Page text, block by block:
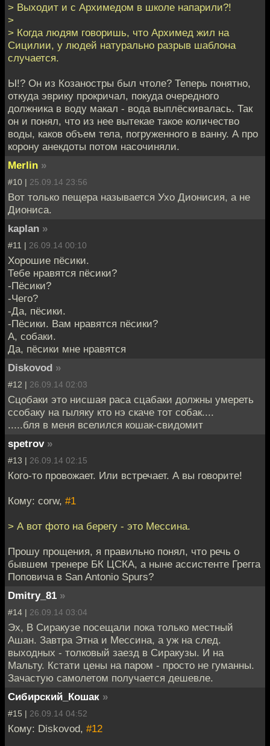
> Выходит и с Архимедом в школе напарили?!
>
> Когда людям говоришь, что Архимед жил на
Сицилии, у людей натурально разрыв шаблона
случается.
Ы!? Он из Козаностры был чтоле? Теперь понятно,
откуда эврику прокричал, покуда очередного
должника в воду макал - вода выплёскивалась. Так
он и понял, что из нее вытекае такое количество
воды, каков объем тела, погруженного в ванну. А про
корону анекдоты потом насочиняли.
Merlin »
#10 | 25.09.14 23:56
Вот только пещера называется Ухо Дионисия, а не
Диониса.
kaplan »
#11 | 26.09.14 00:10
Хорошие пёсики.
Тебе нравятся пёсики?
-Пёсики?
-Чего?
-Да, пёсики.
-Пёсики. Вам нравятся пёсики?
А, собаки.
Да, пёсики мне нравятся
Diskovod »
#12 | 26.09.14 02:03
Сцобаки это нисшая раса сцабаки должны умереть
ссобаку на гыляку кто нэ скаче тот собак....
.....бля в меня вселился кошак-свидомит
spetrov »
#13 | 26.09.14 02:15
Кого-то провожает. Или встречает. А вы говорите!
Кому: corw, #1
> А вот фото на берегу - это Мессина.
Прошу прощения, я правильно понял, что речь о
бывшем тренере БК ЦСКА, а ныне ассистенте Грегга
Поповича в San Antonio Spurs?
Dmitry_81 »
#14 | 26.09.14 03:04
Эх, В Сиракузе посещали пока только местный
Ашан. Завтра Этна и Мессина, а уж на след.
выходных - толковый заезд в Сиракузы. И на
Мальту. Кстати цены на паром - просто не гуманны.
Зачастую самолетом получается дешевле.
Сибирский_Кошак »
#15 | 26.09.14 04:52
Кому: Diskovod, #12